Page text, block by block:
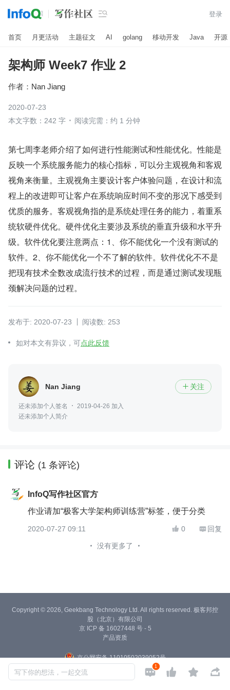
 登录
首页 月更活动 主题征文 AI golang 移动开发 Java 开源
架构师 Week7 作业 2
作者： Nan Jiang
2020-07-23
本文字数：242 字
阅读完需：约 1 分钟
第七周李老师介绍了如何进行性能测试和性能优化。性能是
反映一个系统服务能力的核心指标，可以分主观视角和客观
视角来衡量。主观视角主要设计客户体验问题，在设计和流
程上的改进即可让客户在系统响应时间不变的形况下感受到
优质的服务。客观视角指的是系统处理任务的能力，着重系
统软硬件优化。硬件优化主要涉及系统的垂直升级和水平升
级。软件优化要注意两点：1、你不能优化一个没有测试的
软件。2、你不能优化一个不了解的软件。软件优化不不是
把现有技术全数改成流行技术的过程，而是通过测试发现瓶
颈解决问题的过程。
发布于: 2020-07-23 阅读数: 253
如对本文有异议，可点此反馈
Nan Jiang  关注
还未添加个人签名
2019-04-26 加入
还未添加个人简介
评论 (1 条评论)
InfoQ写作社区官方
作业请加“极客大学架构师训练营”标签，便于分类
2020-07-27 09:11  0  回复
没有更多了
写下你的想法，一起交流 
1   
Copyright © 2026, Geekbang Technology Ltd. All rights reserved. 极客邦控
股（北京）有限公司
京 ICP 备 16027448 号 - 5
产品资质
京公网安备 11010502039052号